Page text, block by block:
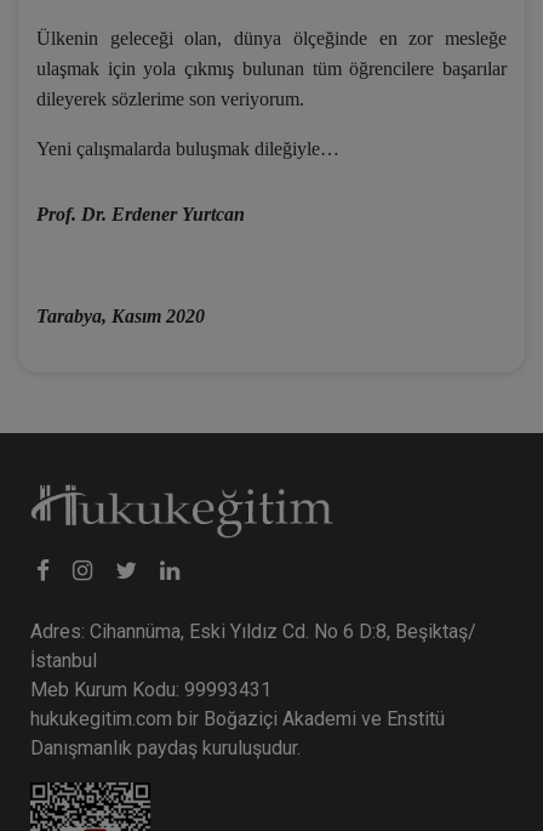
Ülkenin geleceği olan, dünya ölçeğinde en zor mesleğe
ulaşmak için yola çıkmış bulunan tüm öğrencilere başarılar
dileyerek sözlerime son veriyorum.
Yeni çalışmalarda buluşmak dileğiyle…
Prof. Dr. Erdener Yurtcan
Tarabya, Kasım 2020
Adres: Cihannüma, Eski Yıldız Cd. No 6 D:8, Beşiktaş/
İstanbul
Meb Kurum Kodu: 99993431
hukukegitim.com bir Boğaziçi Akademi ve Enstitü
Danışmanlık paydaş kuruluşudur.